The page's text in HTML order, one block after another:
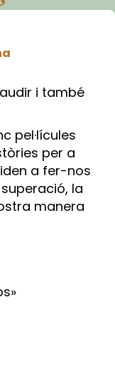
i també
pel·lícules
per a
a fer-nos
la
manera